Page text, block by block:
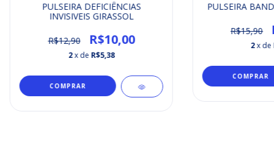
PULSEIRA DEFICIÊNCIAS
INVISIVEIS GIRASSOL
R$12,90 R$10,00
2x de R$5,38
COMPRAR
PULSEIRA
R$15,90
2x de
COMPRAR